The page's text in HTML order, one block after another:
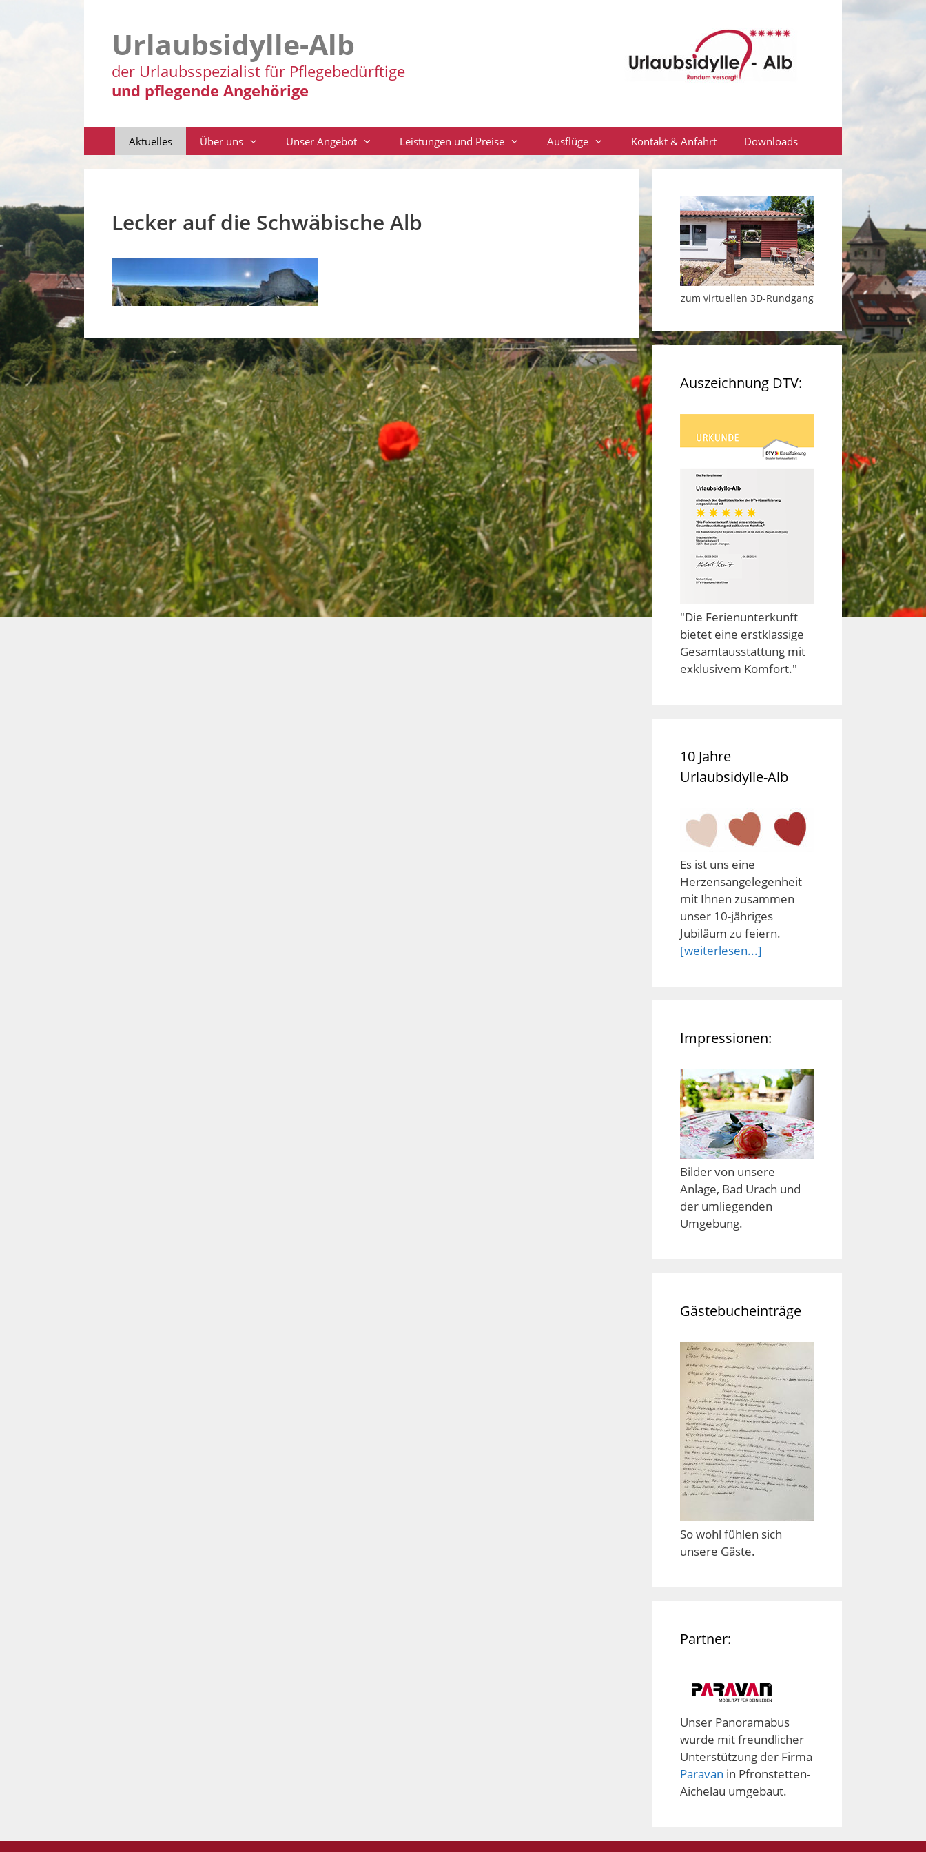
Urlaubsidylle-Alb
der Urlaubsspezialist für Pflegebedürftige
und pflegende Angehörige
Aktuelles Über uns Unser Angebot Leistungen und Preise Ausflüge Kontakt & Anfahrt Downloads
Lecker auf die Schwäbische Alb
zum virtuellen 3D-Rundgang
Auszeichnung DTV:
"Die Ferienunterkunft
bietet eine erstklassige
Gesamtausstattung mit
exklusivem Komfort."
10 Jahre
Urlaubsidylle-Alb
Es ist uns eine
Herzensangelegenheit
mit Ihnen zusammen
unser 10-jähriges
Jubiläum zu feiern.
[weiterlesen...]
Impressionen:
Bilder von unsere
Anlage, Bad Urach und
der umliegenden
Umgebung.
Gästebucheinträge
So wohl fühlen sich
unsere Gäste.
Partner:
Unser Panoramabus
wurde mit freundlicher
Unterstützung der Firma
Paravan in Pfronstetten-
Aichelau umgebaut.